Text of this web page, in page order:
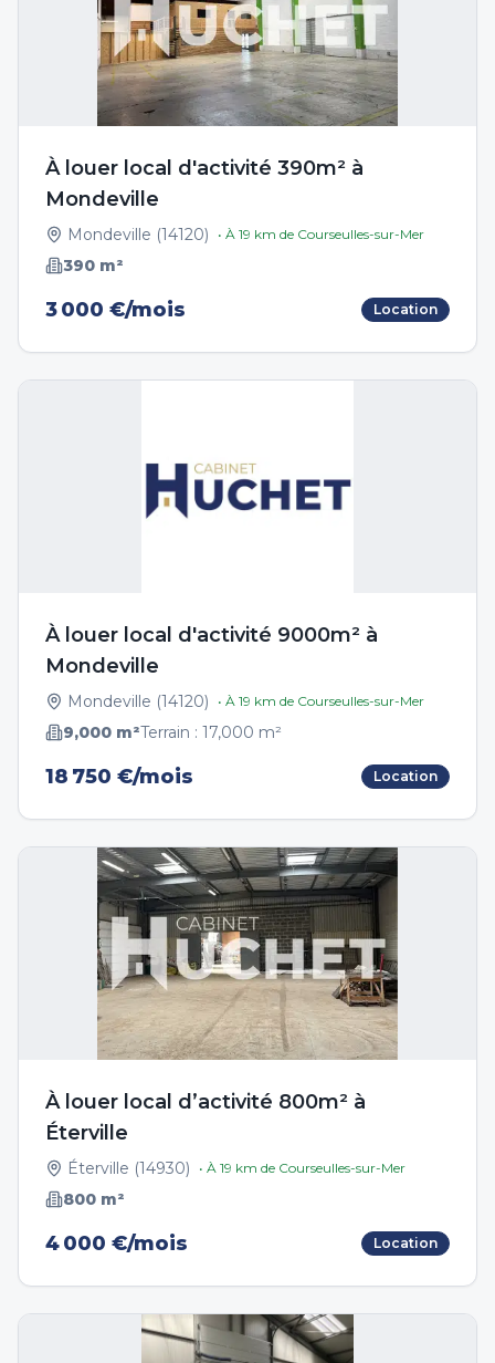
À louer local d'activité 390m² à
Mondeville
Mondeville (14120) • À 19 km de Courseulles-sur-Mer
390 m²
3 000 €/mois Location
À louer local d'activité 9000m² à
Mondeville
Mondeville (14120) • À 19 km de Courseulles-sur-Mer
9,000 m²Terrain : 17,000 m²
18 750 €/mois Location
À louer local d’activité 800m² à
Éterville
Éterville (14930) • À 19 km de Courseulles-sur-Mer
800 m²
4 000 €/mois Location